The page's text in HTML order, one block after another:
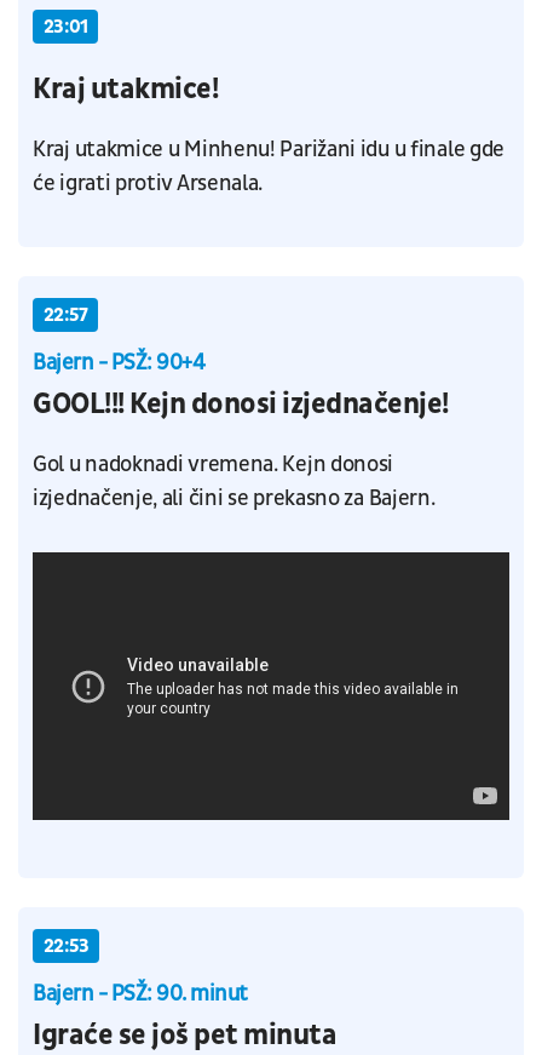
23:01
Kraj utakmice!
Kraj utakmice u Minhenu! Parižani idu u finale gde
će igrati protiv Arsenala.
22:57
Bajern - PSŽ: 90+4
GOOL!!! Kejn donosi izjednačenje!
Gol u nadoknadi vremena. Kejn donosi
izjednačenje, ali čini se prekasno za Bajern.
22:53
Bajern - PSŽ: 90. minut
Igraće se još pet minuta